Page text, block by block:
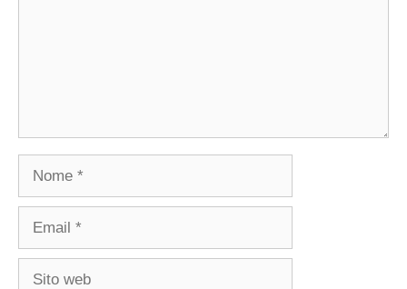
Nome
Email
Sito